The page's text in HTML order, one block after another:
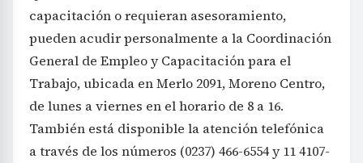
capacitación o requieran asesoramiento,
pueden acudir personalmente a la Coordinación
General de Empleo y Capacitación para el
Trabajo, ubicada en Merlo 2091, Moreno Centro,
de lunes a viernes en el horario de 8 a 16.
También está disponible la atención telefónica
a través de los números (0237) 466-6554 y 11 4107-